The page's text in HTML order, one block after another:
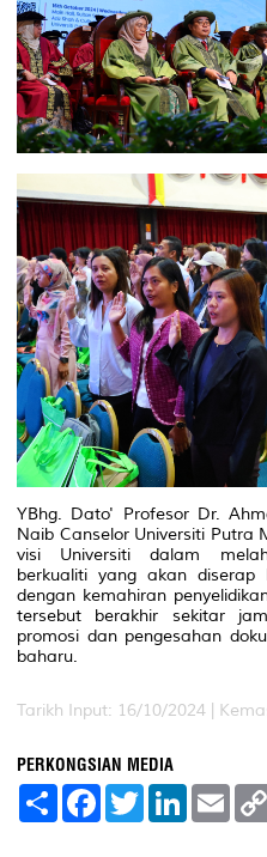
YBhg. Dato' Profesor Dr.
Naib Canselor Universiti
visi Universiti dalam
berkualiti yang akan
dengan kemahiran
tersebut berakhir sekitar
promosi dan pengesahan
baharu.
Tarikh Input: 16/10/2024 |
PERKONGSIAN MEDIA
S
F
a
T
w
L
E
m